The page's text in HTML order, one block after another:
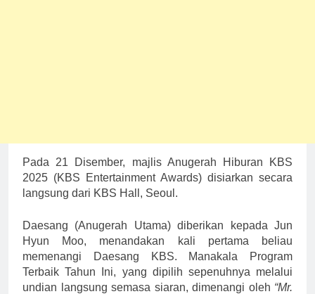
Pada 21 Disember, majlis Anugerah Hiburan KBS
2025 (KBS Entertainment Awards) disiarkan secara
langsung dari KBS Hall, Seoul.
Daesang (Anugerah Utama) diberikan kepada Jun
Hyun Moo, menandakan kali pertama beliau
memenangi Daesang KBS. Manakala Program
Terbaik Tahun Ini, yang dipilih sepenuhnya melalui
undian langsung semasa siaran, dimenangi oleh “Mr.